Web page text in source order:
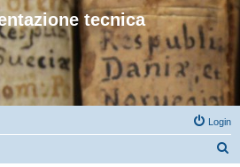
tecnica
Login